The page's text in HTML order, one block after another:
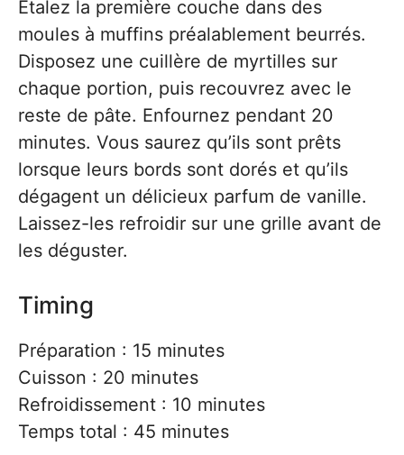
Étalez la première couche dans des
moules à muffins préalablement beurrés.
Disposez une cuillère de myrtilles sur
chaque portion, puis recouvrez avec le
reste de pâte. Enfournez pendant 20
minutes. Vous saurez qu’ils sont prêts
lorsque leurs bords sont dorés et qu’ils
dégagent un délicieux parfum de vanille.
Laissez-les refroidir sur une grille avant de
les déguster.
Timing
Préparation : 15 minutes
Cuisson : 20 minutes
Refroidissement : 10 minutes
Temps total : 45 minutes